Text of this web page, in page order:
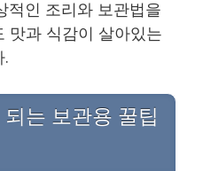
적인 조리와 보관법을
맛과 식감이 살아있는
.
는 보관용 꿀팁